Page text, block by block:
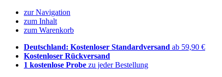
zur Navigation
zum Inhalt
zum Warenkorb
Deutschland: Kostenloser Standardversand ab 59,90 €
Kostenloser Rückversand
1 kostenlose Probe zu jeder Bestellung